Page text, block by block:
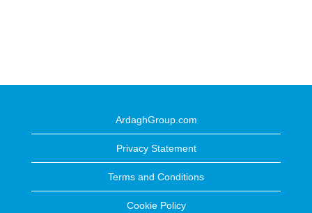
ArdaghGroup.com
Privacy Statement
Terms and Conditions
Cookie Policy